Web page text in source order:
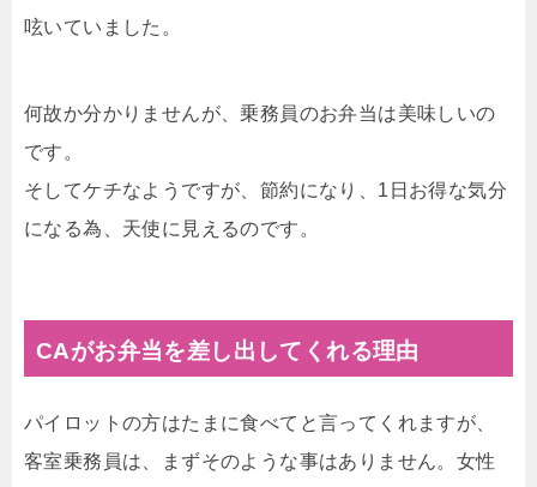
呟いていました。
何故か分かりませんが、乗務員のお弁当は美味しいの
です。
そしてケチなようですが、節約になり、1日お得な気分
になる為、天使に見えるのです。
CAがお弁当を差し出してくれる理由
パイロットの方はたまに食べてと言ってくれますが、
客室乗務員は、まずそのような事はありません。女性